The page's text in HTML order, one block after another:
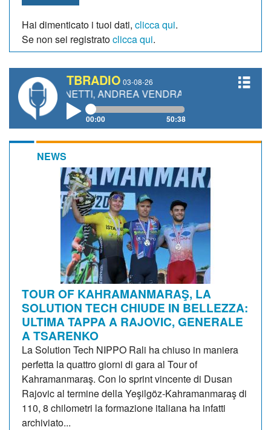
Hai dimenticato i tuoi dati, clicca qui.
Se non sei registratoclicca qui.
TBRADIO 03-08-26
ANDREA VENDRAME, FILIPPO FIORELLI
00:00 50:38
NEWS
TOUR OF KAHRAMANMARAŞ, LA
SOLUTION TECH CHIUDE IN BELLEZZA:
ULTIMA TAPPA A RAJOVIC, GENERALE
A TSARENKO
La Solution Tech NIPPO Rali ha chiuso in maniera
perfetta la quattro giorni di gara al Tour of
Kahramanmaraş. Con lo sprint vincente di Dusan
Rajovic al termine della Yeşilgöz-Kahramanmaraş di
110, 8 chilometri la formazione italiana ha infatti
archiviato...